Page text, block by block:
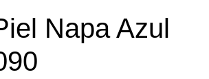
Napa Azul